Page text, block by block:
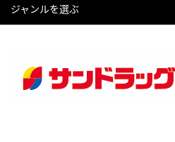
ジャンルを選ぶ